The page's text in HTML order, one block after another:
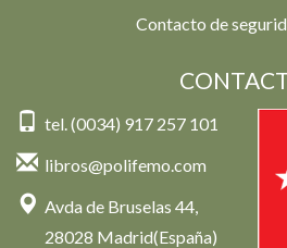
Contacto de
tel. (0034) 917 257 101
libros@polifemo.com
Avda de Bruselas 44,
28028 Madrid(España)